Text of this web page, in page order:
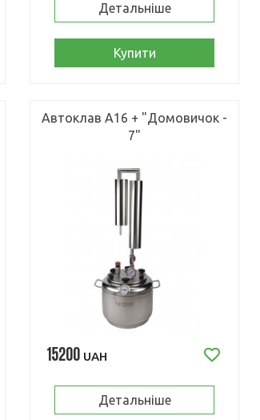
Детальніше
Купити
Автоклав А16 + "Домовичок -
7"
15200UAH
Детальніше